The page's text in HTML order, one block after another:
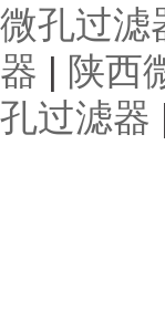
孔过滤
| 陕西
过滤器